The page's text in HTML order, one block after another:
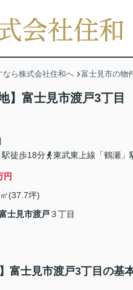
なら株式会社住和へ 富士見市の物
】富士見市渡戸3丁目
徒歩18分
東武東上線「鶴瀬」
円
(37.7坪)
士見市渡戸３丁目
富士見市渡戸3丁目の基